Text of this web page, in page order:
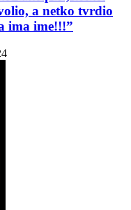
a netko tvrdio
ima ime!!!”